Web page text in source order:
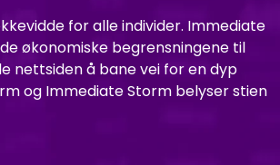
for alle individer. Immediate
økonomiske begrensningene til
nettsiden å bane vei for en dyp
og Immediate Storm belyser stien